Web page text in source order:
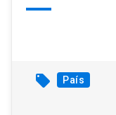
local_offer País